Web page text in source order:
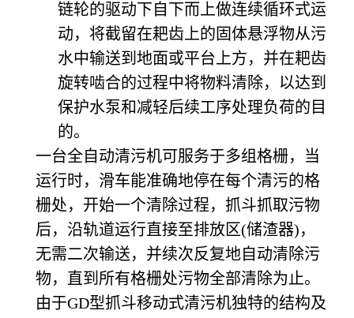
链轮的驱动下自下而上做连续循环式运
动，将截留在耙齿上的固体悬浮物从污
水中输送到地面或平台上方，并在耙齿
旋转啮合的过程中将物料清除，以达到
保护水泵和减轻后续工序处理负荷的目
的。
一台全自动清污机可服务于多组格栅，当
运行时，滑车能准确地停在每个清污的格
栅处，开始一个清除过程，抓斗抓取污物
后，沿轨道运行直接至排放区(储渣器)，
无需二次输送，并续次反复地自动清除污
物，直到所有格栅处污物全部清除为止。
由于GD型抓斗移动式清污机独特的结构及